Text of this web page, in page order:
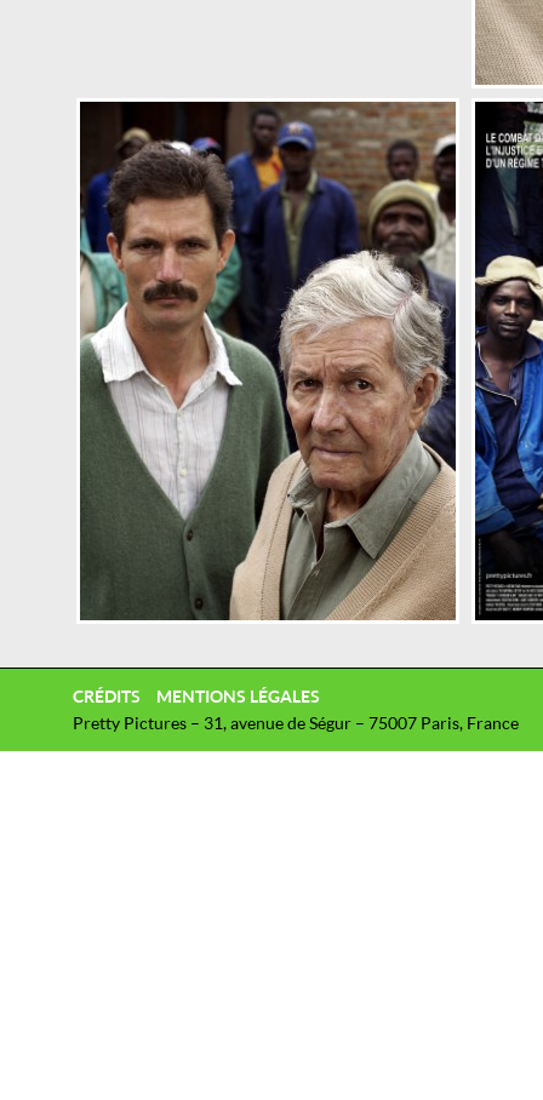
CRÉDITS
MENTIONS LÉGALES
Pretty Pictures – 31, avenue de Ségur – 75007 Paris, France